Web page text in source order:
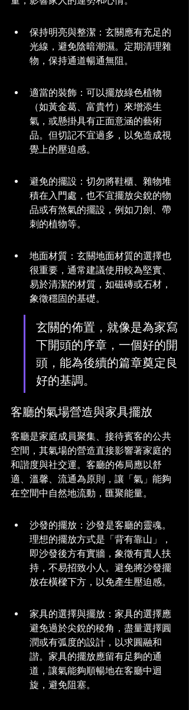
保持明亮與整潔：玄關應有充足的
光線，避免陰暗潮濕。定期清理雜
物，保持通道暢通無阻。
適當的裝飾：可以擺放綠色植物
（如黃金葛、富貴竹）來增添生
氣，或懸掛具有正面意涵的藝術
品。但切記不宜過多，以免造成視
覺上的壓迫感。
避免的擺設：切勿將鞋櫃、雜物堆
積在入門處，也不宜擺放尖銳的物
品或有煞氣的擺設，例如刀劍、帶
刺的植物等。
地面材質：玄關地面材質的選擇也
很重要，通常建議使用較為堅實、
易於清潔的材質，如磁磚或石材，
象徵穩固的基礎。
玄關的佈置，就像是為家寫
下開頭的序章，一個好的開
頭，能為後續的篇章奠定良
好的基調。
客廳的氣場營造與家具擺放
客廳是家庭成員聚集、接待賓客的公共
空間，其氣場的營造直接影響著家庭的
和諧度與社交運。客廳的佈局應以舒
適、溫馨、流通為原則，讓「氣」能夠
在空間中自然地流動，匯聚能量。
沙發的擺放：沙發是客廳的靈魂。
理想的擺放方式是「背有靠山」，
即沙發後方有實牆，象徵有貴人扶
持，不易招致小人。避免將沙發擺
放在橫樑下方，以免產生壓迫感。
家具的選擇與擺放：家具的選擇應
避免過於尖銳的稜角，盡量選擇圓
潤或有弧度的設計，以求圓融和
諧。家具的擺放應留有足夠的通
道，讓氣能夠順暢地在客廳中迴
旋，避免阻塞。